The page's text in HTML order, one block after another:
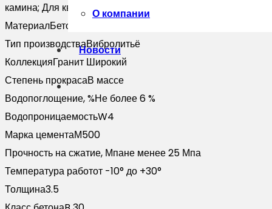
О компании
Новости
камина; Для квартиры; Для клумбы; Для коридора; Для
МатериалБетон
Тип производстваВибролитьё
КоллекцияГранит Широкий
Степень прокрасаВ массе
Водопоглощение, %Не более 6 %
ВодопроницаемостьW4
Марка цементаМ500
Прочность на сжатие, Мпане менее 25 Мпа
Температура работот -10° до +30°
Толщина3.5